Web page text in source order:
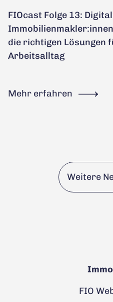
FIOcast Folge 13:
die richtigen Lösungen
Arbeitsalltag
Mehr erfahren
Weitere
FIO